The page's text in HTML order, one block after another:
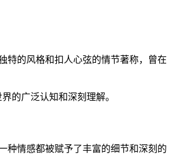
特的风格和扣人心弦的情节著称，曾在
的广泛认知和深刻理解。
种情感都被赋予了丰富的细节和深刻的